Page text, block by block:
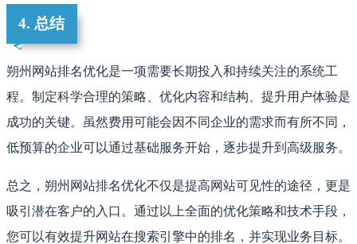
4. 总结
朔州网站排名优化是一项需要长期投入和持续关注的系统工
程。制定科学合理的策略、优化内容和结构、提升用户体验是
成功的关键。虽然费用可能会因不同企业的需求而有所不同，
低预算的企业可以通过基础服务开始，逐步提升到高级服务。
总之，朔州网站排名优化不仅是提高网站可见性的途径，更是
吸引潜在客户的入口。通过以上全面的优化策略和技术手段，
您可以有效提升网站在搜索引擎中的排名，并实现业务目标。